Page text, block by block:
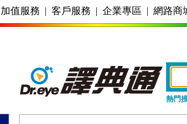
加值服務 | 客戶服務 | 企業專區 | 網路商
熱門